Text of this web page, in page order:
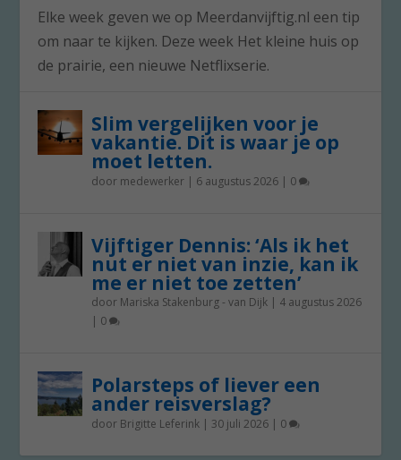
Elke week geven we op Meerdanvijftig.nl een tip
om naar te kijken. Deze week Het kleine huis op
de prairie, een nieuwe Netflixserie.
Slim vergelijken voor je
vakantie. Dit is waar je op
moet letten.
door medewerker | 6 augustus 2026 | 0
Vijftiger Dennis: ‘Als ik het
nut er niet van inzie, kan ik
me er niet toe zetten’
door Mariska Stakenburg - van Dijk | 4 augustus 2026
| 0
Polarsteps of liever een
ander reisverslag?
door Brigitte Leferink | 30 juli 2026 | 0